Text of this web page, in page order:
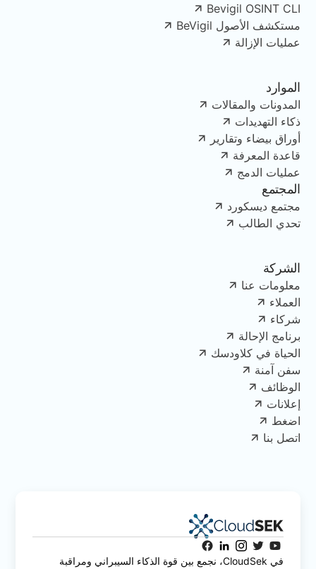
Bevigil OSINT CLI
مستكشف الأصول BeVigil
عمليات الإزالة
الموارد
المدونات والمقالات
ذكاء التهديدات
أوراق بيضاء وتقارير
قاعدة المعرفة
عمليات الدمج
المجتمع
مجتمع ديسكورد
تحدي الطالب
الشركة
معلومات عنا
العملاء
شركاء
برنامج الإحالة
الحياة في كلاودسك
سفن آمنة
الوظائف
إعلانات
اضغط
اتصل بنا
في CloudSek، نجمع بين قوة الذكاء السيبراني ومراقبة